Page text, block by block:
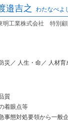
邉吉之
わたなべよ
明工業株式会社 特別
災／ 人生・命／ 人材
質
着眼点等
事態対処要領から一般